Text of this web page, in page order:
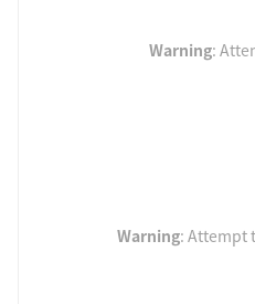
Warning:
Warning: Attempt